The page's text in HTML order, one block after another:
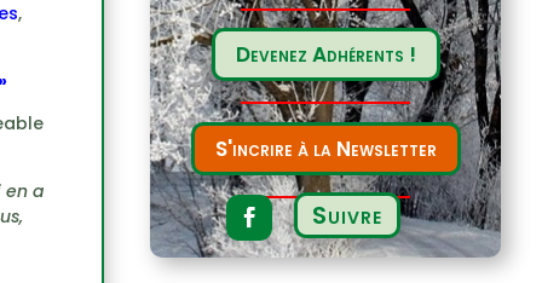
,
a
Devenez Adhérents !
S'incrire à la Newsletter
Suivre